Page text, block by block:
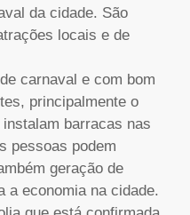
da cidade. São
locais e de
carnaval e com bom
principalmente o
barracas nas
pessoas podem
geração de
a economia na cidade.